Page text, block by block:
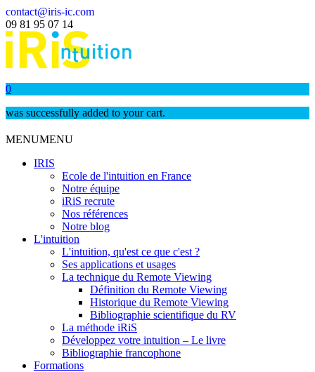
contact@iris-ic.com
09 81 95 07 14
0
was successfully added to your cart.
MENUMENU
IRIS
Ecole de l'intuition en France
Notre équipe
iRiS recrute
Nos références
Notre blog
L'intuition
L'intuition, qu'est ce que c'est ?
Ses applications et usages
La technique du Remote Viewing
Définition du Remote Viewing
Historique du Remote Viewing
Bibliographie scientifique du RV
La méthode iRiS
Développez votre intuition – Le livre
Bibliographie francophone
Formations